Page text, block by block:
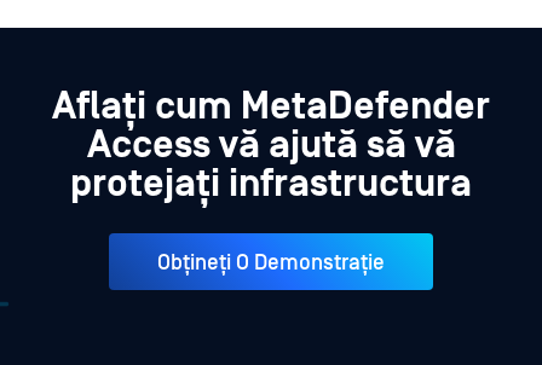
Aflați cum MetaDefender
Access vă ajută să vă
protejați infrastructura
Obțineți O Demonstrație